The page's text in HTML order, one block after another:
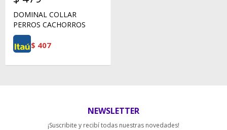
DOMINAL COLLAR
PERROS CACHORROS
$ 407
NEWSLETTER
¡Suscribite y recibí todas nuestras novedades!